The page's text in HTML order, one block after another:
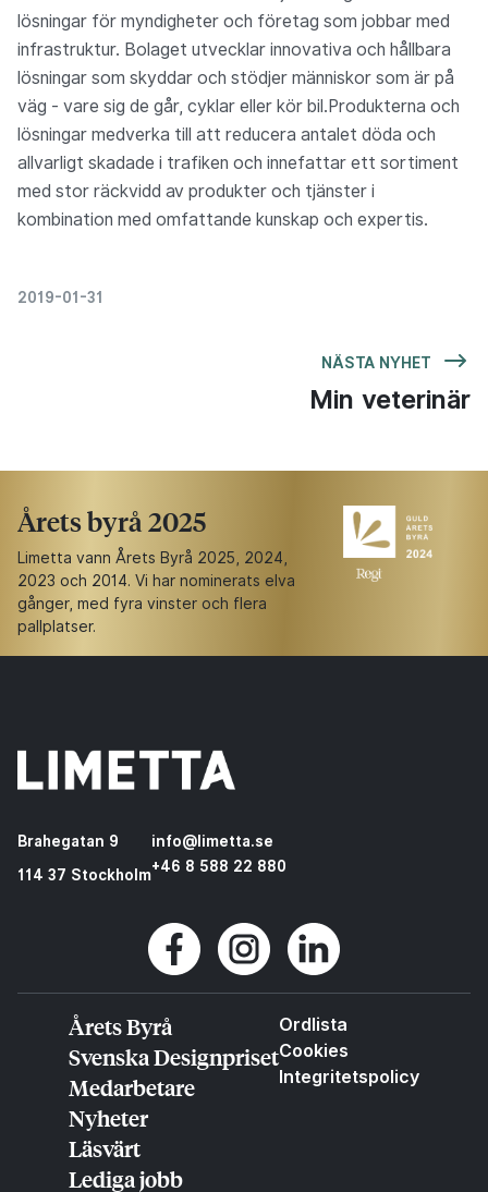
lösningar för myndigheter och företag som jobbar med
infrastruktur. Bolaget utvecklar innovativa och hållbara
lösningar som skyddar och stödjer människor som är på
väg - vare sig de går, cyklar eller kör bil.Produkterna och
lösningar medverka till att reducera antalet döda och
allvarligt skadade i trafiken och innefattar ett sortiment
med stor räckvidd av produkter och tjänster i
kombination med omfattande kunskap och expertis.
2019-01-31
NÄSTA NYHET
Min veterinär
Årets byrå 2025
Limetta vann Årets Byrå 2025, 2024,
2023 och 2014. Vi har nominerats elva
gånger, med fyra vinster och flera
pallplatser.
Brahegatan 9
114 37 Stockholm
info@limetta.se
+46 8 588 22 880
Årets Byrå
Svenska Designpriset
Medarbetare
Nyheter
Läsvärt
Lediga jobb
Ordlista
Cookies
Integritetspolicy